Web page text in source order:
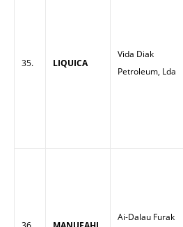
35. LIQUICA
Vida Diak
Petroleum, Lda
Ai-Dalau Furak